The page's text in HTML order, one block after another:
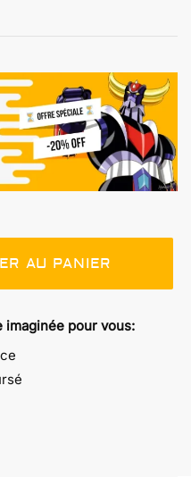
AU PANIER
imaginée pour vous: